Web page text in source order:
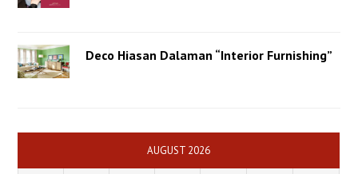
Deco Hiasan Dalaman “Interior Furnishing”
AUGUST 2026